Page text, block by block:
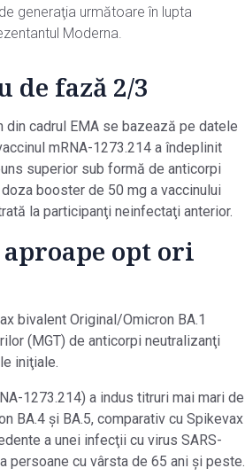
generaţia următoare în lupta
Moderna.
de fază 2/3
cadrul EMA se bazează pe datele
mRNA-1273.214 a îndeplinit
superior sub formă de anticorpi
booster de 50 mg a vaccinului
la participanţi neinfectaţi anterior.
opt ori
bivalent Original/Omicron BA.1
(MGT) de anticorpi neutralizanţi
iniţiale.
1273.214) a indus titruri mai mari de
BA.4 şi BA.5, comparativ cu Spikevax
a unei infecţii cu virus SARS-
persoane cu vârsta de 65 ani şi peste.